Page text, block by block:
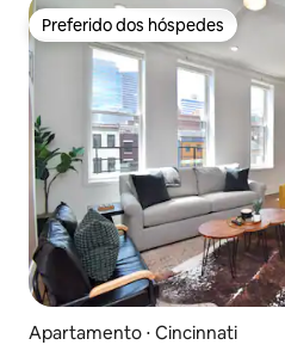
Preferido dos hóspedes
Preferido dos hóspedes
Apartamento ⋅ Cincinnati